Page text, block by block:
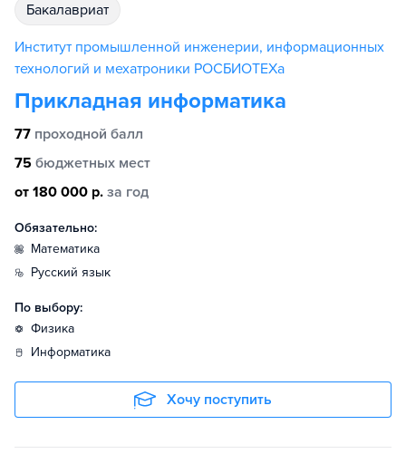
бакалавриат
Институт промышленной инженерии, информационных
технологий и мехатроники РОСБИОТЕХа
Прикладная информатика
77 проходной балл
75 бюджетных мест
от 180 000 р. за год
Обязательно:
математика
русский язык
По выбору:
физика
информатика
Хочу поступить